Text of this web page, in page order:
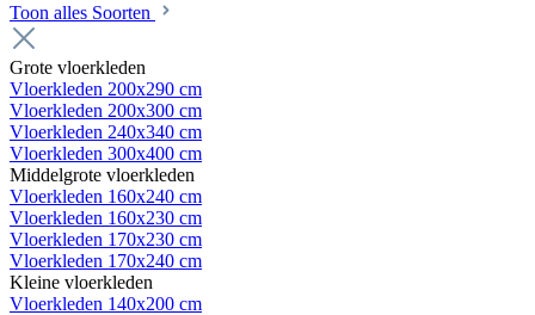
Toon alles Soorten
Grote vloerkleden
Vloerkleden 200x290 cm
Vloerkleden 200x300 cm
Vloerkleden 240x340 cm
Vloerkleden 300x400 cm
Middelgrote vloerkleden
Vloerkleden 160x240 cm
Vloerkleden 160x230 cm
Vloerkleden 170x230 cm
Vloerkleden 170x240 cm
Kleine vloerkleden
Vloerkleden 140x200 cm